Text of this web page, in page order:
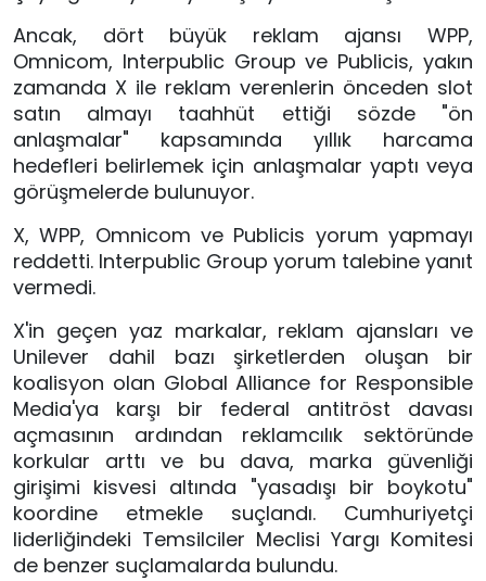
Ancak, dört büyük reklam ajansı WPP,
Omnicom, Interpublic Group ve Publicis, yakın
zamanda X ile reklam verenlerin önceden slot
satın almayı taahhüt ettiği sözde "ön
anlaşmalar" kapsamında yıllık harcama
hedefleri belirlemek için anlaşmalar yaptı veya
görüşmelerde bulunuyor.
X, WPP, Omnicom ve Publicis yorum yapmayı
reddetti. Interpublic Group yorum talebine yanıt
vermedi.
X'in geçen yaz markalar, reklam ajansları ve
Unilever dahil bazı şirketlerden oluşan bir
koalisyon olan Global Alliance for Responsible
Media'ya karşı bir federal antitröst davası
açmasının ardından reklamcılık sektöründe
korkular arttı ve bu dava, marka güvenliği
girişimi kisvesi altında "yasadışı bir boykotu"
koordine etmekle suçlandı. Cumhuriyetçi
liderliğindeki Temsilciler Meclisi Yargı Komitesi
de benzer suçlamalarda bulundu.